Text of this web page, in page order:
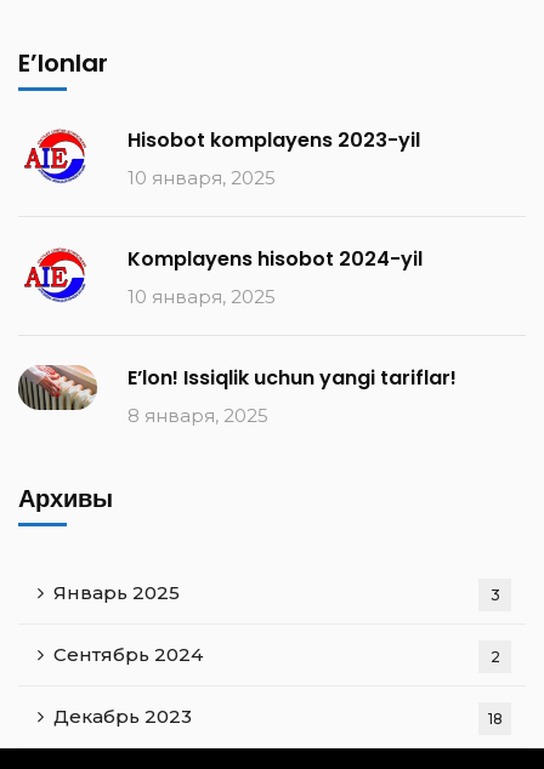
E’lonlar
Hisobot komplayens 2023-yil
10 января, 2025
Komplayens hisobot 2024-yil
10 января, 2025
E’lon! Issiqlik uchun yangi tariflar!
8 января, 2025
Архивы
Январь 2025 3
Сентябрь 2024 2
Декабрь 2023 18